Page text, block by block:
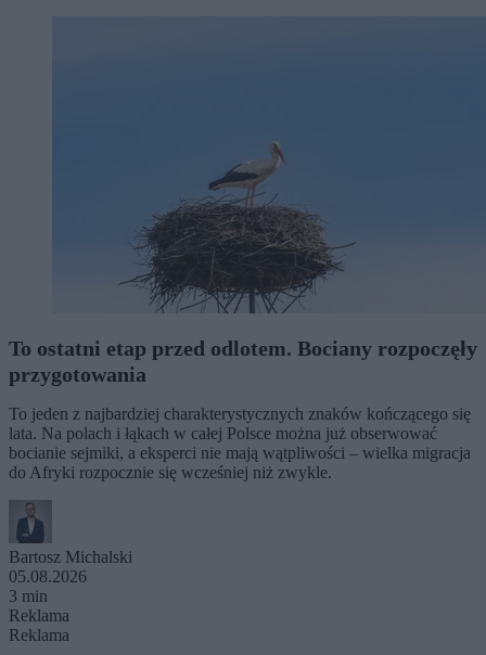
To ostatni etap przed odlotem. Bociany rozpoczęły
przygotowania
To jeden z najbardziej charakterystycznych znaków kończącego się
lata. Na polach i łąkach w całej Polsce można już obserwować
bocianie sejmiki, a eksperci nie mają wątpliwości – wielka migracja
do Afryki rozpocznie się wcześniej niż zwykle.
Bartosz Michalski
05.08.2026
3 min
Reklama
Reklama